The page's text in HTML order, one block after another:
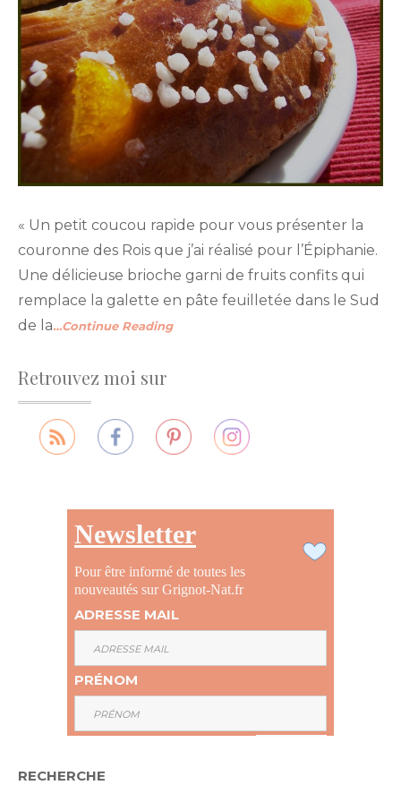
« Un petit coucou rapide pour vous présenter la
couronne des Rois que j’ai réalisé pour l’Épiphanie.
Une délicieuse brioche garni de fruits confits qui
remplace la galette en pâte feuilletée dans le Sud
de la…Continue Reading
Retrouvez moi sur
Newsletter
Pour être informé de toutes les
nouveautés sur Grignot-Nat.fr
ADRESSE MAIL
PRÉNOM
RECHERCHE